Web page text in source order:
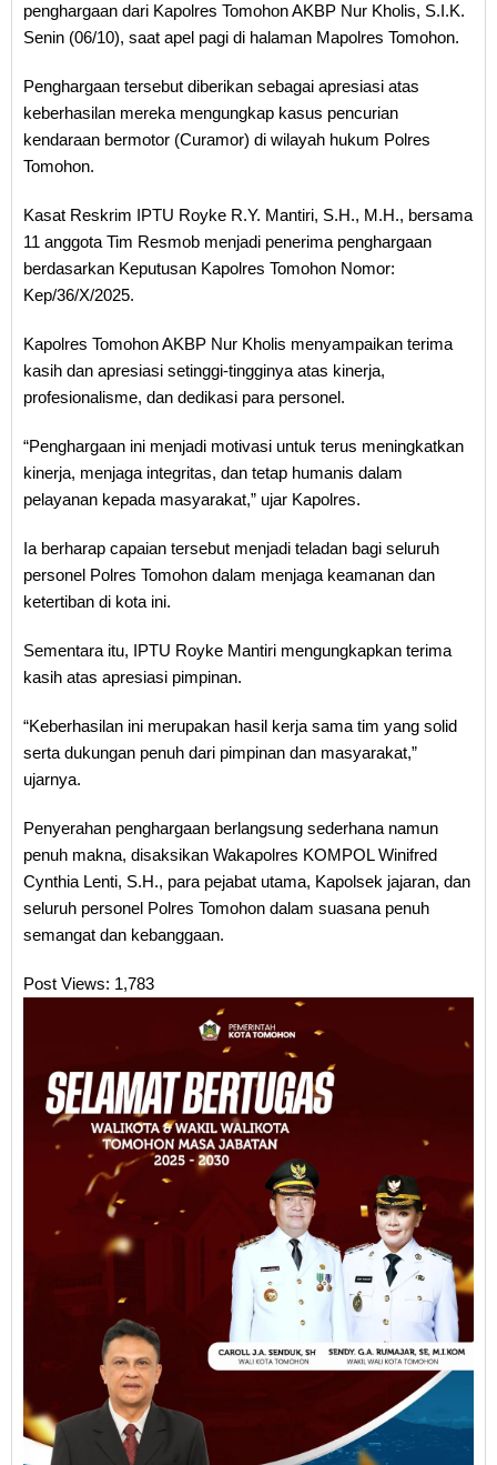
penghargaan dari Kapolres Tomohon AKBP Nur Kholis, S.I.K.
Senin (06/10), saat apel pagi di halaman Mapolres Tomohon.
Penghargaan tersebut diberikan sebagai apresiasi atas
keberhasilan mereka mengungkap kasus pencurian
kendaraan bermotor (Curamor) di wilayah hukum Polres
Tomohon.
Kasat Reskrim IPTU Royke R.Y. Mantiri, S.H., M.H., bersama
11 anggota Tim Resmob menjadi penerima penghargaan
berdasarkan Keputusan Kapolres Tomohon Nomor:
Kep/36/X/2025.
Kapolres Tomohon AKBP Nur Kholis menyampaikan terima
kasih dan apresiasi setinggi-tingginya atas kinerja,
profesionalisme, dan dedikasi para personel.
“Penghargaan ini menjadi motivasi untuk terus meningkatkan
kinerja, menjaga integritas, dan tetap humanis dalam
pelayanan kepada masyarakat,” ujar Kapolres.
Ia berharap capaian tersebut menjadi teladan bagi seluruh
personel Polres Tomohon dalam menjaga keamanan dan
ketertiban di kota ini.
Sementara itu, IPTU Royke Mantiri mengungkapkan terima
kasih atas apresiasi pimpinan.
“Keberhasilan ini merupakan hasil kerja sama tim yang solid
serta dukungan penuh dari pimpinan dan masyarakat,”
ujarnya.
Penyerahan penghargaan berlangsung sederhana namun
penuh makna, disaksikan Wakapolres KOMPOL Winifred
Cynthia Lenti, S.H., para pejabat utama, Kapolsek jajaran, dan
seluruh personel Polres Tomohon dalam suasana penuh
semangat dan kebanggaan.
Post Views: 1,783